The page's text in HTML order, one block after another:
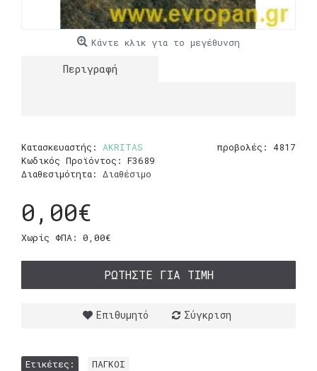
Κάντε κλικ για το μεγέθυνση
Περιγραφή
προβολές: 4817
Κατασκευαστής: AKRITAS
Κωδικός Προϊόντος: F3689
Διαθεσιμότητα: Διαθέσιμο
0,00€
Χωρίς ΦΠΑ: 0,00€
ΡΩΤΉΣΤΕ ΓΙΑ ΤΙΜΉ
Επιθυμητό Σύγκριση
Ετικέτες: ΠΑΓΚΟΙ